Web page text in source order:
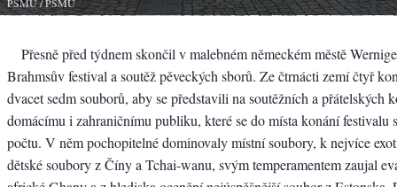
Přesně před týdnem skončil v malebném německém městě
Brahmsův festival a soutěž pěveckých sborů. Ze čtrnácti zemí čtyř
dvacet sedm souborů, aby se představili na soutěžních a přátelských
domácímu i zahraničnímu publiku, které se do místa konání festivalu
počtu. V něm pochopitelné dominovaly místní soubory, k nejvíce
dětské soubory z Číny a Tchai-wanu, svým temperamentem zaujal